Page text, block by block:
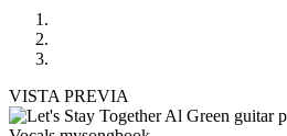
VISTA PREVIA